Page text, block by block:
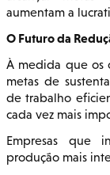
aumentam a
O Futuro da
À medida que os
metas de
de trabalho
cada vez mais
Empresas que
produção mais